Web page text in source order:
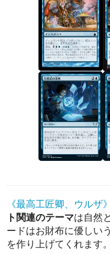
《最高工匠卿、ウルザ
ト関連のテーマは自然
ードはお財布に優しい
を作り上げてくれます。